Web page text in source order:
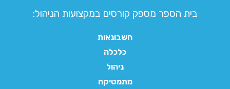
בית הספר מספק קורסים במקצועות הניהול:
חשבונאות
כלכלה
ניהול
מתמטיקה